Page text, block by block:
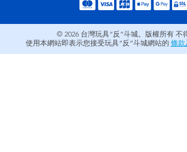
派對用品
NERF熱火
© 2026 台灣玩具“反”斗城。版權所有 不
使用本網站即表示您接受玩具“反”斗城網站的 條款